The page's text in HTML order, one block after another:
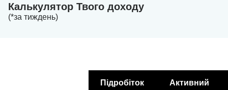
Калькулятор Твого доходу
(*за тиждень)
Підробіток Активний